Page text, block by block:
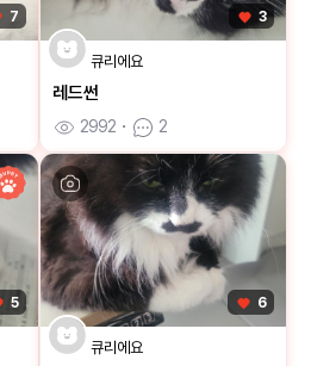
7 3
큐리에요
레드썬
2992 ㆍ 2
5 6
큐리에요